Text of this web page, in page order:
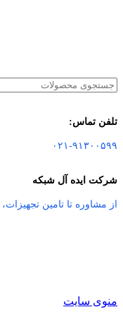
تلفن تماس:
۰۲۱-۹۱۳۰۰۵۹۹
شرکت ایده آل شبکه
از مشاوره تا تامین تجهیزات،
منوی سایت